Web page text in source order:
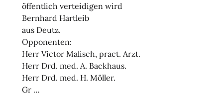
öffentlich verteidigen wird
Bernhard Hartleib
aus Deutz.
Opponenten:
Herr Victor Malisch, pract. Arzt.
Herr Drd. med. A. Backhaus.
Herr Drd. med. H. Möller.
Gr …